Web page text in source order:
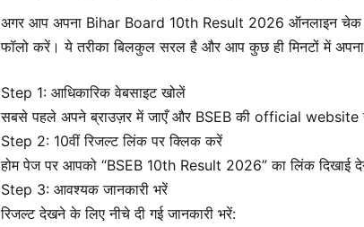
अगर आप अपना Bihar Board 10th Result 2026 ऑनलाइन चेक
फॉलो करें। ये तरीका बिलकुल सरल है और आप कुछ ही मिनटों में
Step 1: आधिकारिक वेबसाइट खोलें
सबसे पहले अपने ब्राउज़र में जाएँ और BSEB की official
Step 2: 10वीं रिजल्ट लिंक पर क्लिक करें
होम पेज पर आपको “BSEB 10th Result 2026” का लिंक दिखाई
Step 3: आवश्यक जानकारी भरें
रिजल्ट देखने के लिए नीचे दी गई जानकारी भरें: